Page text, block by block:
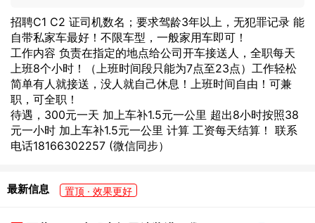
招聘C1 C2 证司机数名；要求驾龄3年以上，无犯罪记录 能
自带私家车最好！不限车型，一般家用车即可！
工作内容 负责在指定的地点给公司开车接送人，全职每天
上班8个小时！（上班时间段只能为7点至23点）工作轻松
简单有人就接送，没人就自己休息！上班时间自由！可兼
职，可全职！
待遇，300元一天 加上车补1.5元一公里 超出8小时按照38
元一小时 加上车补1.5元一公里 计算 工资每天结算！ 联系
电话18166302257 (微信同步）
最新信息 置顶 · 效果更好